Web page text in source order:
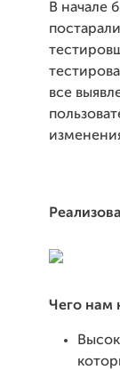
В начале
все
Чего нам